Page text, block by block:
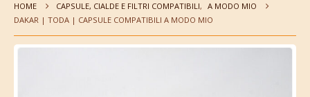
HOME CAPSULE, CIALDE E FILTRI COMPATIBILI, A MODO MIO
DAKAR | TODA | CAPSULE COMPATIBILI A MODO MIO